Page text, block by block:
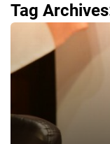
Tag